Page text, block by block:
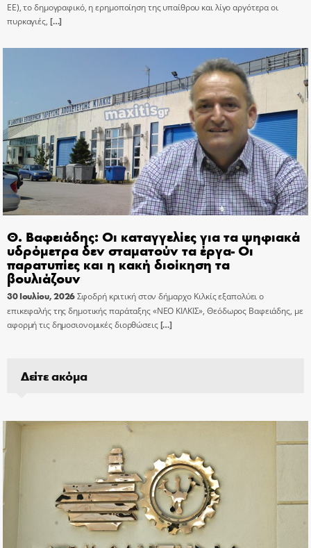
ΕΕ), το δημογραφικό, η ερημοποίηση της υπαίθρου και λίγο αργότερα οι
πυρκαγιές, […]
Θ. Βαφειάδης: Οι καταγγελίες για τα ψηφιακά
υδρόμετρα δεν σταματούν τα έργα- Οι
παρατυπίες και η κακή διοίκηση τα
βουλιάζουν
30 Ιουλίου, 2026Σφοδρή κριτική στον δήμαρχο Κιλκίς εξαπολύει ο
επικεφαλής της δημοτικής παράταξης «ΝΕΟ ΚΙΛΚΙΣ», Θεόδωρος Βαφειάδης, με
αφορμή τις δημοσιονομικές διορθώσεις[…]
Δείτε ακόμα